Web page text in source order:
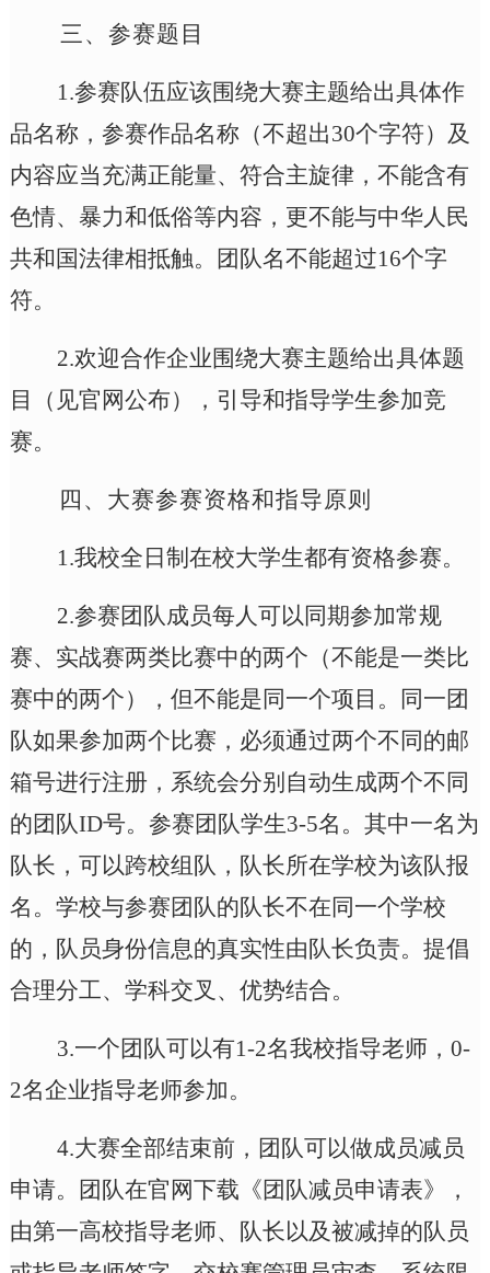
三、 参赛题目
1.参赛队伍应该围绕大赛主题给出具体作
品名称，参赛作品名称（不超出30个字符） 及
内容应当充满正能量、符合主旋律，不能含有
色情、暴力和低俗等内容，更不能与中华人民
共和国法律相抵触。团队名不能超过16个字
符。
2.欢迎合作企业围绕大赛主题给出具体题
目（见官网公布）
， 引导和指导学生参加竞
赛。
四、 大赛参赛资格和指导原则
1.我校全日制在校大学生都有资格参赛。
2.参赛团队成员每人可以同期参加常规
赛、实战赛两类比赛中的两个（不能是一类比
赛中的两个），但不能是同一个项目。同一团
队如果参加两个比赛，必须通过两个不同的邮
箱号进行注册，系统会分别自动生成两个不同
的团队ID号。参赛团队学生3-5名。其中一名为
队长，可以跨校组队，队长所在学校为该队报
名。学校与参赛团队的队长不在同一个学校
的，队员身份信息的真实性由队长负责。提倡
合理分工、学科交叉、优势结合。
3.一个团队可以有1-2名我校指导老师，0-
2名企业指导老师参加。
4.大赛全部结束前，团队可以做成员减员
申请。团队在官网下载《团队减员申请表》，
由第一高校指导老师、队长以及被减掉的队员